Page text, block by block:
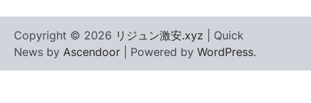
Copyright © 2026 リジュン激安.xyz | Quick
News by Ascendoor | Powered by WordPress.